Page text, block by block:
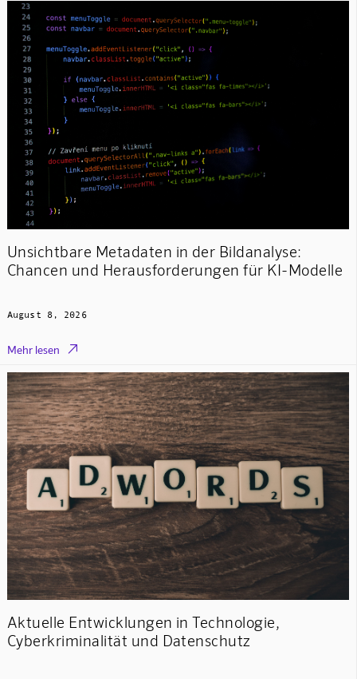
Unsichtbare Metadaten in der Bildanalyse:
Chancen und Herausforderungen für KI-Modelle
August 8, 2026
Mehr lesen 
Aktuelle Entwicklungen in Technologie,
Cyberkriminalität und Datenschutz